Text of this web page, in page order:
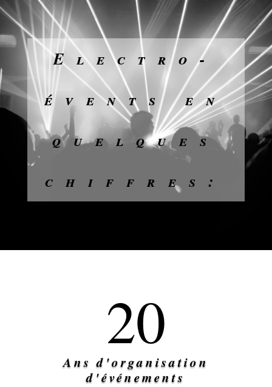
Electro-
évents en
quelques
chiffres:
20
Ans d'organisation
d'événements